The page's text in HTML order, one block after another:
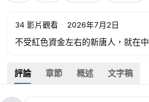
34 影片觀看 · 2026年7月2日
不受紅色資金左右的新唐人，就在
📍歡迎訂閱電子報➡️https://
評論 章節 概述 文字稿